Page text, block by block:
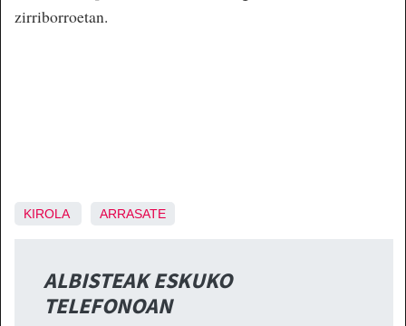
zirriborroetan.
KIROLA ARRASATE
ALBISTEAK ESKUKO
TELEFONOAN